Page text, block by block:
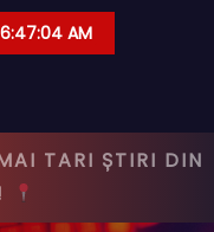
6:47:05 AM
CU ȘTIREA,